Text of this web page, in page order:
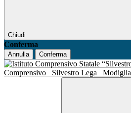
Chiudi
Conferma
Annulla Conferma
Comprensivo
Silvestro Lega